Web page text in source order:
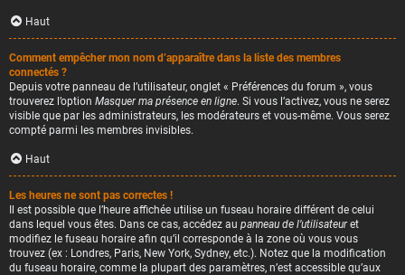
Haut
Comment empêcher mon nom d’apparaître dans la liste des membres
connectés ?
Depuis votre panneau de l’utilisateur, onglet « Préférences du forum », vous
trouverez l’option Masquer ma présence en ligne. Si vous l’activez, vous ne serez
visible que par les administrateurs, les modérateurs et vous-même. Vous serez
compté parmi les membres invisibles.
Haut
Les heures ne sont pas correctes !
Il est possible que l’heure affichée utilise un fuseau horaire différent de celui
dans lequel vous êtes. Dans ce cas, accédez au panneau de l’utilisateuret
modifiez le fuseau horaire afin qu’il corresponde à la zone où vous vous
trouvez (ex : Londres, Paris, New York, Sydney, etc.). Notez que la modification
du fuseau horaire, comme la plupart des paramètres, n’est accessible qu’aux